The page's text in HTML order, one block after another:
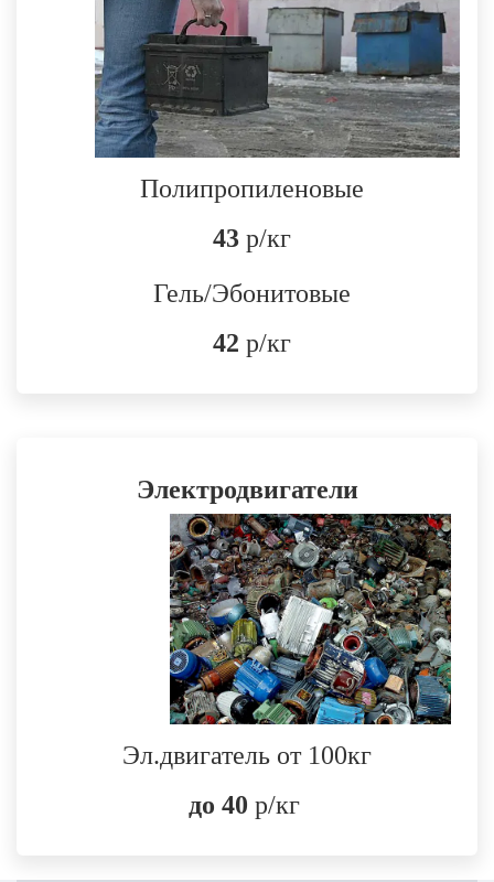
Полипропиленовые
43 р/кг
Гель/Эбонитовые
42 р/кг
Электродвигатели
Эл.двигатель от 100кг
до 40 р/кг